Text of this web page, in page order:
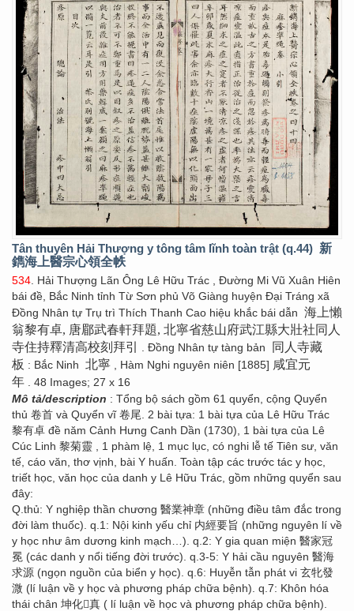
Tân thuyên Hải Thượng y tông tâm lĩnh toàn trật (q.44) 新
鐫海上醫宗心領全帙
534 . Hải Thượng Lãn Ông Lê Hữu Trác , Đường Mi Vũ Xuân Hiên
bái đề, Bắc Ninh tỉnh Từ Sơn phủ Võ Giàng huyện Đại Tráng xã
Đồng Nhân tự Trụ trì Thích Thanh Cao hiệu khắc bái dẫn 海上懶
翁黎有卓, 唐郿武春軒拜題, 北寧省慈山府武江縣大壯社同人
寺住持釋清高校刻拜引
. Đồng Nhân tự tàng bản
同人寺藏
板 : Bắc Ninh 北寧 , Hàm Nghi nguyên niên [1885] 咸宜元
年 . 48 Images; 27 x 16
Mô tả/description : Tổng bộ sách gồm 61 quyển, cộng Quyển
thủ 卷首 và Quyển vĩ 卷尾. 2 bài tựa: 1 bài tựa của Lê Hữu Trác
黎有卓 đề năm Cảnh Hưng Canh Dần (1730), 1 bài tựa của Lê
Cúc Linh 黎菊靈 , 1 phàm lệ, 1 mục lục, có nghi lễ tế Tiên sư, văn
tế, cáo văn, thơ vịnh, bài Y huấn. Toàn tập các trước tác y học,
triết học, văn học của danh y Lê Hữu Trác, gồm những quyển sau
đây:
Q.thủ: Y nghiệp thần chương 醫業神章 (những điều tâm đắc trong
đời làm thuốc). q.1: Nội kinh yếu chỉ 内經要旨 (những nguyên lí về
y học như âm dương kinh mạch…). q.2: Y gia quan miện 醫家冠
冕 (các danh y nổi tiếng đời trước). q.3-5: Y hải cầu nguyên 醫海
求源 (ngọn nguồn của biển y học). q.6: Huyễn tẫn phát vi 玄牝發
溦 (lí luận về y học và phương pháp chữa bệnh). q.7: Khôn hóa
thái chân 坤化񠈚真 ( lí luận về học và phương pháp chữa bệnh).